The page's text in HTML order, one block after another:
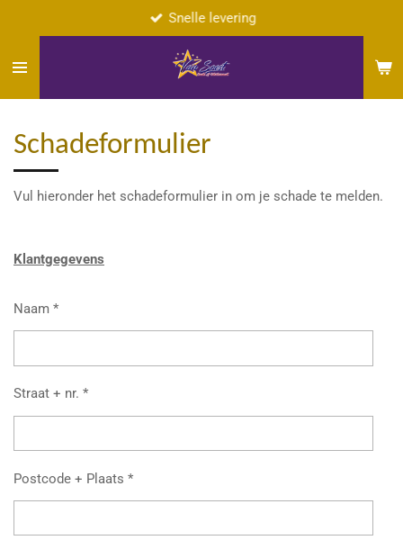
naar
Snelle levering
Schadeformulier
Vul hieronder het schadeformulier in om je schade te melden.
Klantgegevens
Naam *
Straat + nr. *
Postcode + Plaats *